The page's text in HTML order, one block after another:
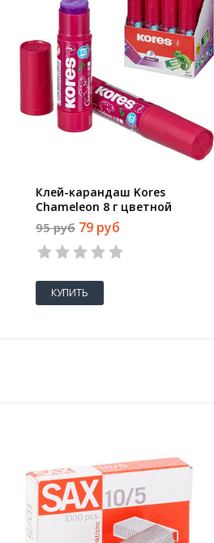
Клей-карандаш Kores
Chameleon 8 г цветной
(исчезающий цвет)
95 руб 79 руб
КУПИТЬ